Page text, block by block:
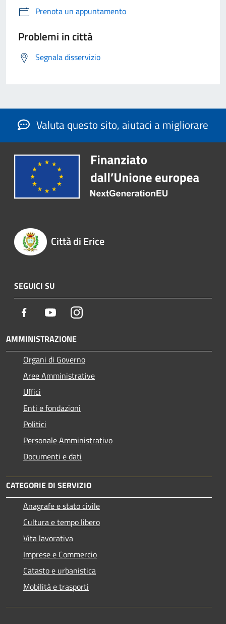
Prenota un appuntamento
Problemi in città
Segnala disservizio
Valuta questo sito, aiutaci a migliorare
Città di Erice
SEGUICI SU
Facebook YoutubeInstagram
AMMINISTRAZIONE
Organi di Governo
Aree Amministrative
Uffici
Enti e fondazioni
Politici
Personale Amministrativo
Documenti e dati
CATEGORIE DI SERVIZIO
Anagrafe e stato civile
Cultura e tempo libero
Vita lavorativa
Imprese e Commercio
Catasto e urbanistica
Mobilità e trasporti